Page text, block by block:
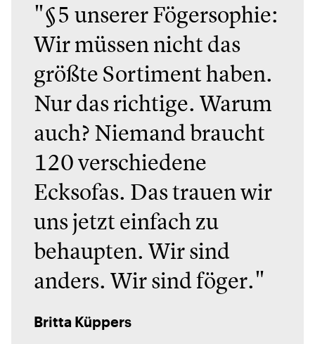
"§5 unserer Fögersophie:
Wir müssen nicht das
größte Sortiment haben.
Nur das richtige. Warum
auch? Niemand braucht
120 verschiedene
Ecksofas. Das trauen wir
uns jetzt einfach zu
behaupten. Wir sind
anders. Wir sind föger."
Britta Küppers